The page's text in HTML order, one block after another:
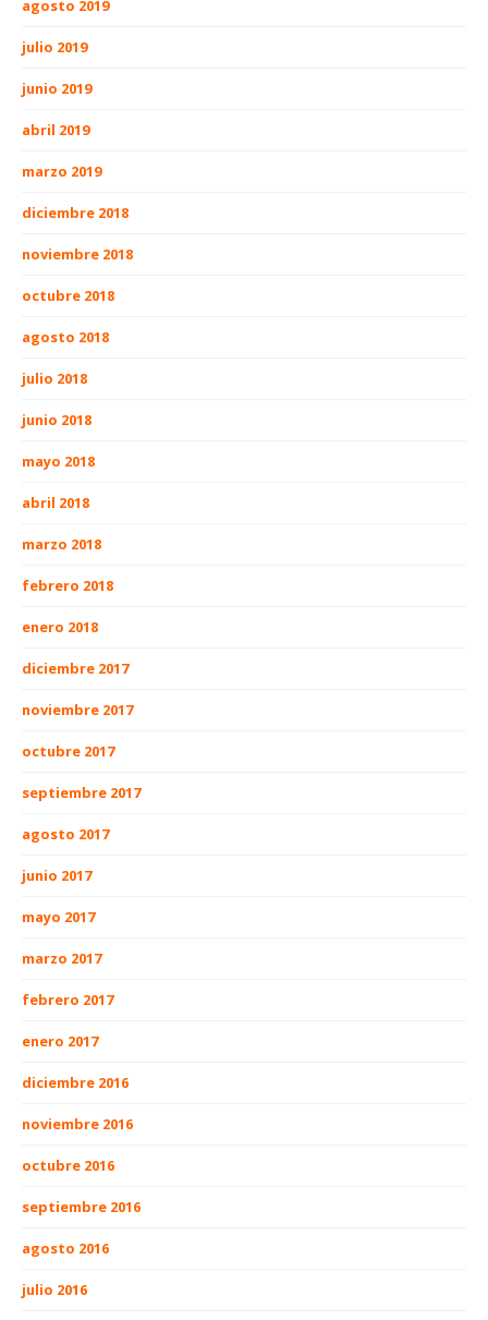
agosto 2019
julio 2019
junio 2019
abril 2019
marzo 2019
diciembre 2018
noviembre 2018
octubre 2018
agosto 2018
julio 2018
junio 2018
mayo 2018
abril 2018
marzo 2018
febrero 2018
enero 2018
diciembre 2017
noviembre 2017
octubre 2017
septiembre 2017
agosto 2017
junio 2017
mayo 2017
marzo 2017
febrero 2017
enero 2017
diciembre 2016
noviembre 2016
octubre 2016
septiembre 2016
agosto 2016
julio 2016